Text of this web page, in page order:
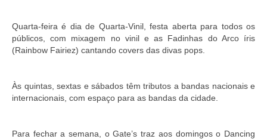
Quarta-feira é dia de Quarta-Vinil, festa aberta para todos os
públicos, com mixagem no vinil e as Fadinhas do Arco íris
(Rainbow Fairiez) cantando covers das divas pops.
Às quintas, sextas e sábados têm tributos a bandas nacionais e
internacionais, com espaço para as bandas da cidade.
Para fechar a semana, o Gate’s traz aos domingos o Dancing